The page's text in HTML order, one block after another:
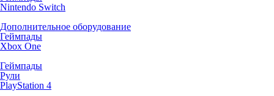
Nintendo Switch
Дополнительное оборудование
Геймпады
Xbox One
Геймпады
Рули
PlayStation 4